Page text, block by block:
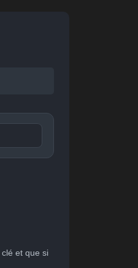
et que si